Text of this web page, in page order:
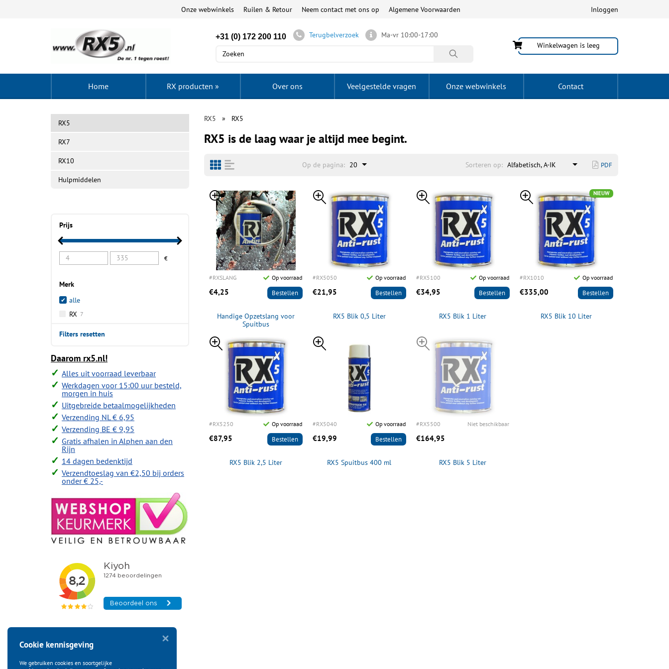
Inloggen
Onze webwinkels Ruilen & Retour Neem contact met ons op Algemene Voorwaarden
+31 (0) 172 200 110 Terugbelverzoek
Ma-vr 10:00-17:00
Winkelwagen is leeg
Home RX producten » Over ons Veelgestelde vragen Onze webwinkels Contact
RX5 RX5
RX5 is de laag waar je altijd mee begint.
Op de pagina: 20 Sorteren op: Alfabetisch, A-IK PDF
#RXSLANG Op voorraad
€4,25 Bestellen
Handige Opzetslang voor
Spuitbus
#RX5050 Op voorraad
€21,95 Bestellen
RX5 Blik 0,5 Liter
#RX5100 Op voorraad
€34,95 Bestellen
RX5 Blik 1 Liter
NIEUW
#RX1010 Op voorraad
€335,00 Bestellen
RX5 Blik 10 Liter
#RX5250 Op voorraad
€87,95 Bestellen
RX5 Blik 2,5 Liter
#RX5040 Op voorraad
€19,99 Bestellen
RX5 Spuitbus 400 ml
#RX5500 Niet beschikbaar
€164,95
RX5 Blik 5 Liter
RX5
RX7
RX10
Hulpmiddelen
Prijs
€
Merk
alle
RX 7
Filters resetten
Daarom rx5.nl!
Alles uit voorraad leverbaar
Werkdagen voor 15:00 uur besteld,
morgen in huis
Uitgebreide betaalmogelijkheden
Verzending NL € 6,95
Verzending BE € 9,95
Gratis afhalen in Alphen aan den
Rijn
14 dagen bedenktijd
Verzendtoeslag van €2,50 bij orders
onder € 25,-
Cookie kennisgeving
We gebruiken cookies en soortgelijke